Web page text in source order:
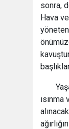
sonra,
Hava